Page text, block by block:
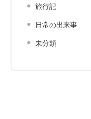
旅行記
日常の出来事
未分類